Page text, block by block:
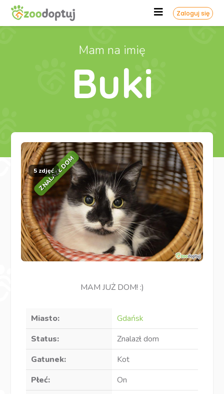
Zaloguj się
Mam na imię
Buki
ZNALAZŁ DOM
5 zdjęć
MAM JUŻ DOM! :)
Miasto:
Gdańsk
Status:
Znalazł dom
Gatunek:
Kot
Płeć:
On